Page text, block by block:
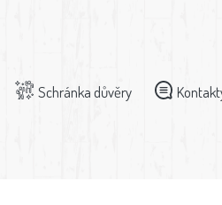
Schránka důvěry